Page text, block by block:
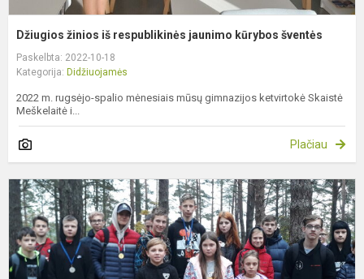
Džiugios žinios iš respublikinės jaunimo kūrybos šventės
Paskelbta: 2022-10-18
Kategorija: Didžiuojamės
2022 m. rugsėjo-spalio mėnesiais mūsų gimnazijos ketvirtokė Skaistė
Meškelaitė i...
Plačiau